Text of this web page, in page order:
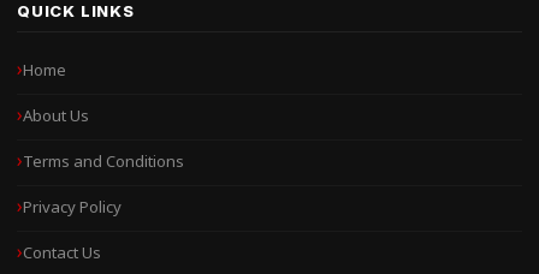
QUICK LINKS
Home
About Us
Terms and Conditions
Privacy Policy
Contact Us